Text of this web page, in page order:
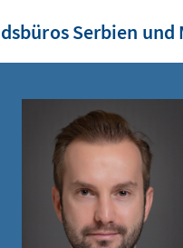
Serbien